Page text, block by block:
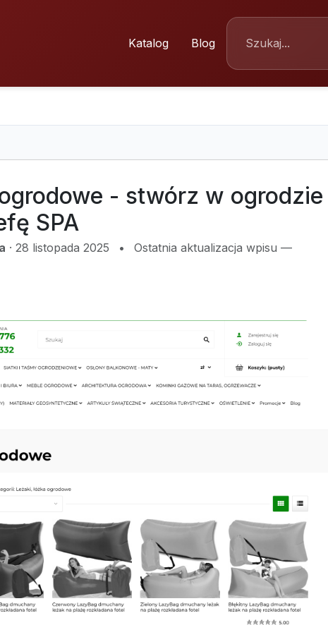
Katalog Blog
- stwórz w ogrodzie
SPA
· 28 listopada 2025 •
Ostatnia aktualizacja wpisu —